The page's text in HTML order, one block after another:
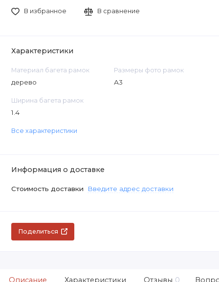
В избранное В сравнение
Характеристики
Материал багета рамок
дерево
Размеры фото рамок
А3
Ширина багета рамок
1.4
Все характеристики
Информация о доставке
Стоимость доставки Введите адрес доставки
Поделиться
Описание Характеристики Отзывы 0